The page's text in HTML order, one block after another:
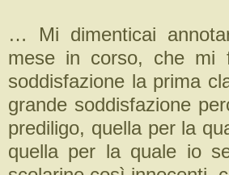
… Mi dimenticai
mese in corso, che mi
soddisfazione la prima
grande soddisfazione
prediligo, quella per la
quella per la quale io